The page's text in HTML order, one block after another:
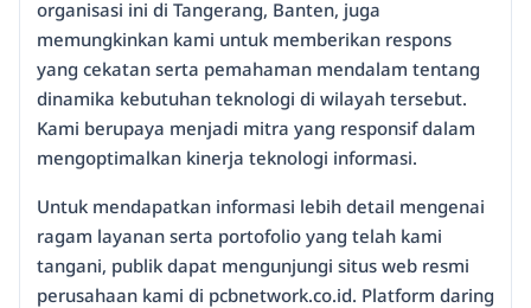
organisasi ini di Tangerang, Banten, juga
memungkinkan kami untuk memberikan respons
yang cekatan serta pemahaman mendalam tentang
dinamika kebutuhan teknologi di wilayah tersebut.
Kami berupaya menjadi mitra yang responsif dalam
mengoptimalkan kinerja teknologi informasi.
Untuk mendapatkan informasi lebih detail mengenai
ragam layanan serta portofolio yang telah kami
tangani, publik dapat mengunjungi situs web resmi
perusahaan kami di pcbnetwork.co.id. Platform daring